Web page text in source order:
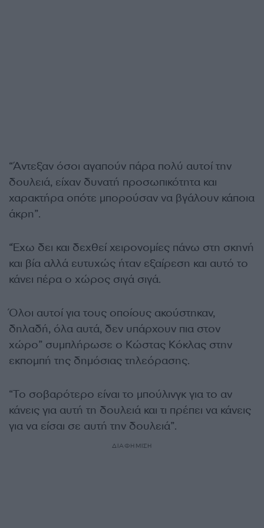
“Άντεξαν όσοι αγαπούν πάρα πολύ αυτοί την
δουλειά, είχαν δυνατή προσωπικότητα και
χαρακτήρα οπότε μπορούσαν να βγάλουν κάποια
άκρη”.
“Έχω δει και δεχθεί χειρονομίες πάνω στη σκηνή
και βία αλλά ευτυχώς ήταν εξαίρεση και αυτό το
κάνει πέρα ο χώρος σιγά σιγά.
Όλοι αυτοί για τους οποίους ακούστηκαν,
δηλαδή, όλα αυτά, δεν υπάρχουν πια στον
χώρο” συμπλήρωσε ο Κώστας Κόκλας στην
εκπομπή της δημόσιας τηλεόρασης.
“Το σοβαρότερο είναι το μπούλινγκ για το αν
κάνεις για αυτή τη δουλειά και τι πρέπει να κάνεις
για να είσαι σε αυτή την δουλειά”.
ΔΙΑΦΗΜΙΣΗ